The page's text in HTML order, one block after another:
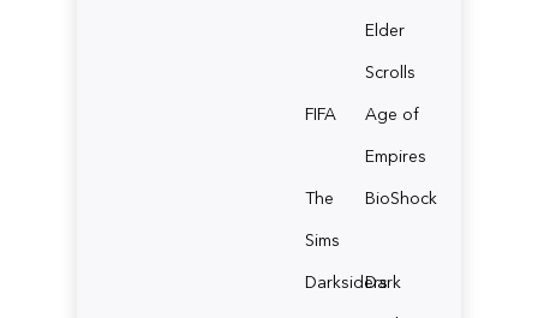
Elder
Scrolls
FIFA
Age of
Empires
The
Sims
BioShock
Darksiders
Dark